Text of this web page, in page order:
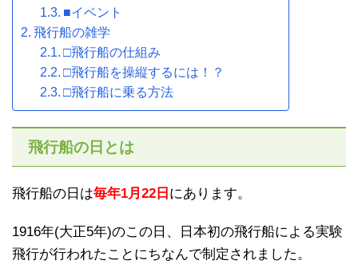
■イベント
飛行船の雑学
□飛行船の仕組み
□飛行船を操縦するには！？
□飛行船に乗る方法
飛行船の日とは
飛行船の日は毎年1月22日 にあります。
1916年(大正5年)のこの日、日本初の飛行船による実験
飛行が行われたことにちなんで制定されました。